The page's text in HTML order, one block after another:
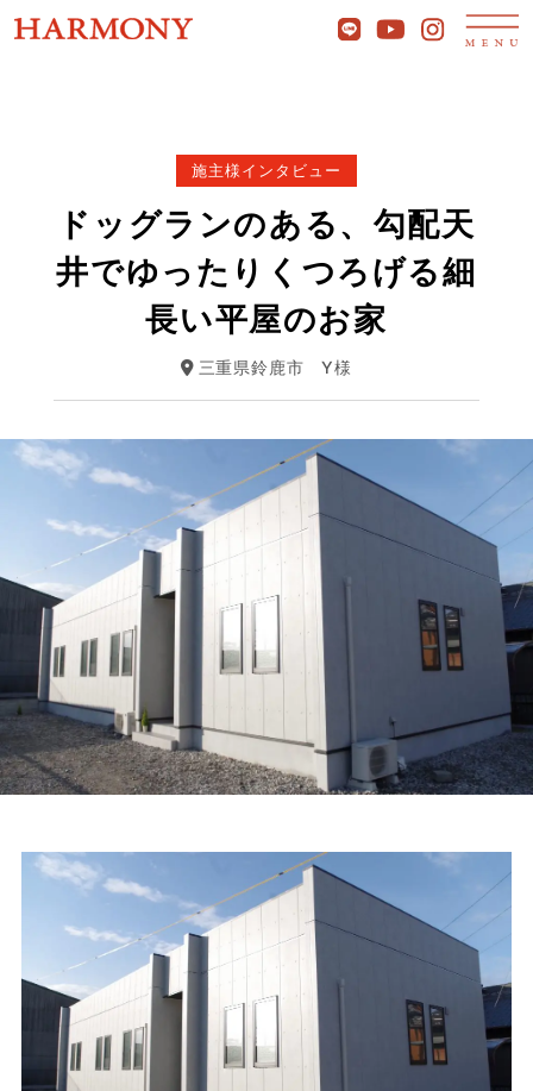
施主様インタビュー
ドッグランのある、勾配天
井でゆったりくつろげる細
長い平屋のお家
三重県鈴鹿市 Y様